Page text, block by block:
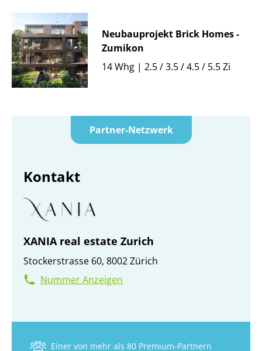
Neubauprojekt Brick Homes -
Zumikon
14 Whg | 2.5 / 3.5 / 4.5 / 5.5 Zi
Partner-Netzwerk
Kontakt
XANIA real estate Zurich
Stockerstrasse 60, 8002 Zürich
Nummer Anzeigen
Einer von mehr als 80 Premium-Partnern